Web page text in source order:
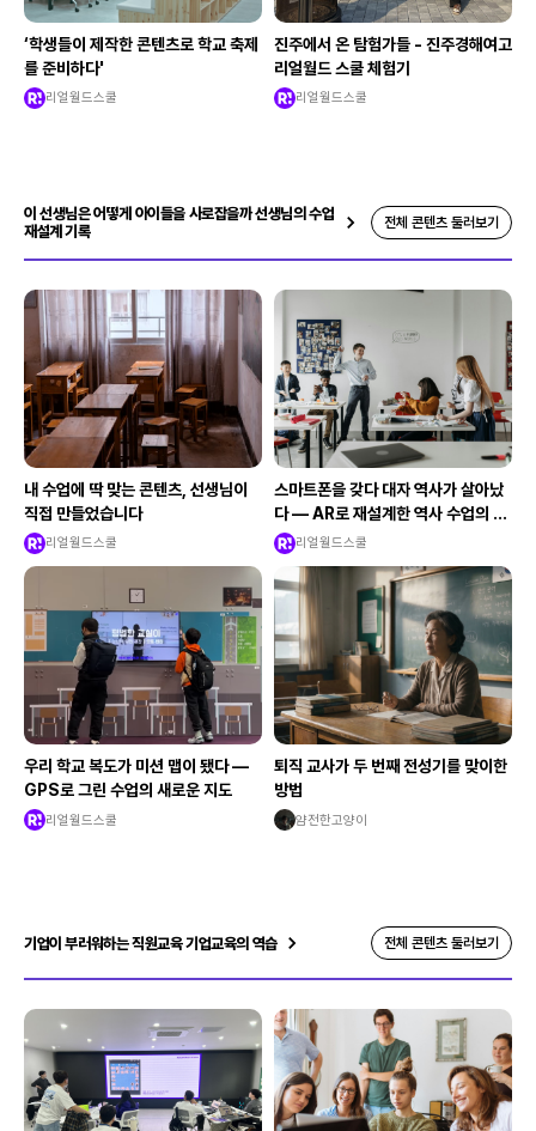
‘학생들이 제작한 콘텐츠로 학교 축제
를 준비하다'
리얼월드스쿨
진주에서 온 탐험가들 - 진주경해여고
리얼월드 스쿨 체험기
리얼월드스쿨
이 선생님은 어떻게 아이들을 사로잡을까 선생님의 수업
재설계 기록
전체 콘텐츠 둘러보기
내 수업에 딱 맞는 콘텐츠, 선생님이
직접 만들었습니다
리얼월드스쿨
스마트폰을 갖다 대자 역사가 살아났
다 — AR로 재설계한 역사 수업의 기
록 리얼월드스쿨
우리 학교 복도가 미션 맵이 됐다 —
GPS로 그린 수업의 새로운 지도
리얼월드스쿨
퇴직 교사가 두 번째 전성기를 맞이한
방법
얌전한고양이
기업이 부러워하는 직원교육 기업교육의 역습 전체 콘텐츠 둘러보기